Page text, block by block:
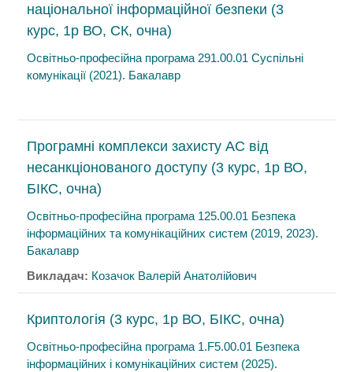
національної інформаційної безпеки (3
курс, 1р ВО, СК, очна)
Освітньо-професійна програма 291.00.01 Суспільні
комунікації (2021). Бакалавр
Програмні комплекси захисту АС від
несанкціонованого доступу (3 курс, 1р ВО,
БІКС, очна)
Освітньо-професійна програма 125.00.01 Безпека
інформаційних та комунікаційних систем (2019, 2023).
Бакалавр
Викладач: Козачок Валерій Анатолійович
Криптологія (3 курс, 1р ВО, БІКС, очна)
Освітньо-професійна програма 1.F5.00.01 Безпека
інформаційних і комунікаційних систем (2025).